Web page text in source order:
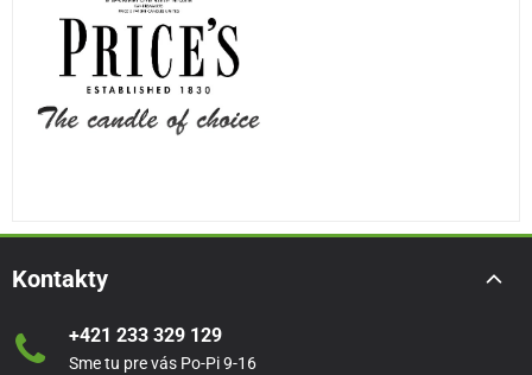
Kontakty
+421 233 329 129
Sme tu pre vás Po-Pi 9-16